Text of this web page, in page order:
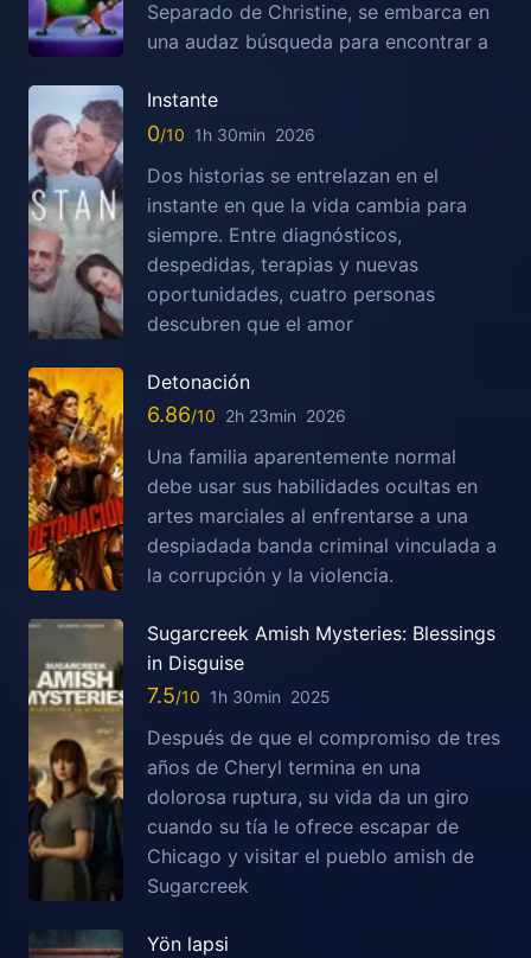
Separado de Christine, se embarca en
una audaz búsqueda para encontrar a
Instante
0 1h 30min 2026
Dos historias se entrelazan en el
instante en que la vida cambia para
siempre. Entre diagnósticos,
despedidas, terapias y nuevas
oportunidades, cuatro personas
descubren que el amor
Detonación
6.86 2h 23min 2026
Una familia aparentemente normal
debe usar sus habilidades ocultas en
artes marciales al enfrentarse a una
despiadada banda criminal vinculada a
la corrupción y la violencia.
Sugarcreek Amish Mysteries: Blessings
in Disguise
7.5 1h 30min 2025
Después de que el compromiso de tres
años de Cheryl termina en una
dolorosa ruptura, su vida da un giro
cuando su tía le ofrece escapar de
Chicago y visitar el pueblo amish de
Sugarcreek
Yön lapsi